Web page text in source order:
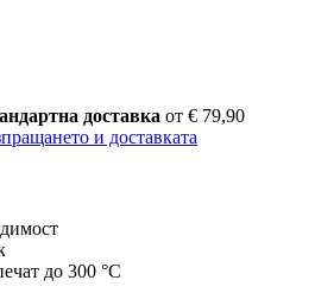
доставка от € 79,90
и доставката
до 300 °C